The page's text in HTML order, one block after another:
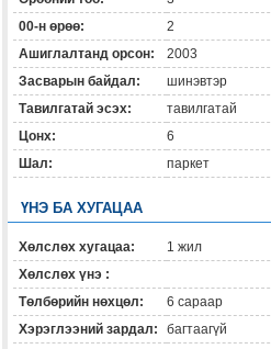
00-н өрөө:
2
Ашиглалтанд орсон:
2003
Засварын байдал:
шинэвтэр
Тавилгатай эсэх:
тавилгатай
Цонх:
6
Шал:
паркет
ҮНЭ БА ХУГАЦАА
Хөлслөх хугацаа:
1 жил
Хөлслөх үнэ :
Төлбөрийн нөхцөл:
6 сараар
Хэрэглээний зардал:
багтаагүй